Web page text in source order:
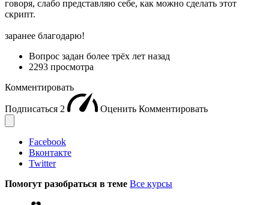
говоря, слабо представляю себе, как можно сделать этот
скрипт.
заранее благодарю!
Вопрос задан более трёх лет назад
2293 просмотра
Комментировать
Подписаться 2 Оценить Комментировать
Facebook
Вконтакте
Twitter
Помогут разобраться в теме Все курсы